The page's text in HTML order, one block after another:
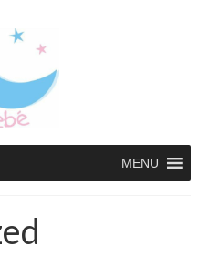
MENU